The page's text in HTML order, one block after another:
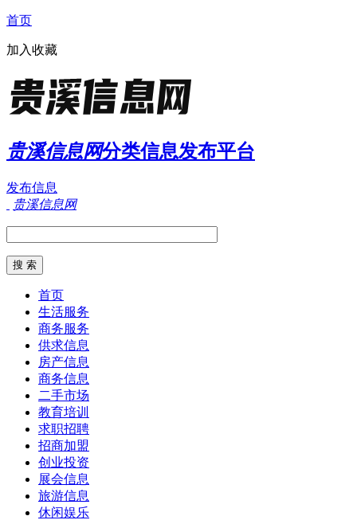
首页
加入收藏
贵溪信息网分类信息发布平台
发布信息
贵溪信息网
首页
生活服务
商务服务
供求信息
房产信息
商务信息
二手市场
教育培训
求职招聘
招商加盟
创业投资
展会信息
旅游信息
休闲娱乐